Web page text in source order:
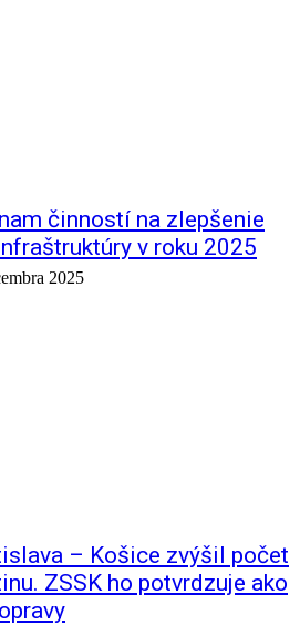
činností na zlepšenie
v roku 2025
2025
– Košice zvýšil počet
ZSSK ho potvrdzuje ako